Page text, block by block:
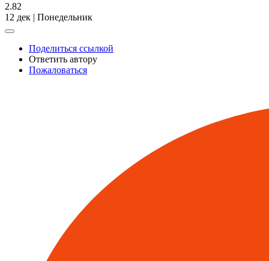
2.82
12 дек | Понедельник
Поделиться ссылкой
Ответить автору
Пожаловаться